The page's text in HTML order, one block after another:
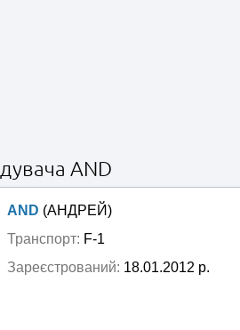
AND
AND (АНДРЕЙ)
Транспорт: F-1
Зареєстрований: 18.01.2012 р.